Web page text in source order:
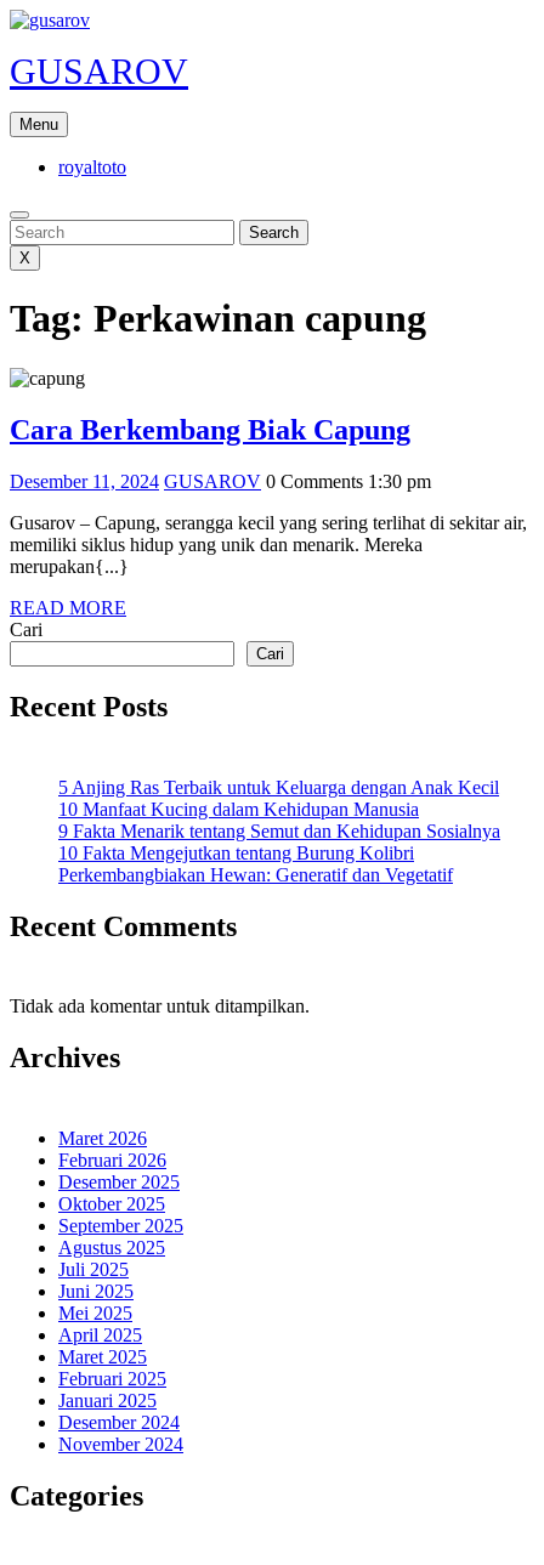
Skip
content
GUSAROV
Menu
royaltoto
Search
Search
X
Tag: Perkawinan capung
Cara Berkembang Biak CapungCara
Biak
Capung
Desember 11, 2024Desember
2024
GUSAROVGUSAROV
0 Comments 1:30 pm
Gusarov – Capung, serangga kecil yang sering terlihat di sekitar air,
memiliki siklus hidup yang unik dan menarik. Mereka
merupakan{...}
READ MORE
Cari
Cari
Recent Posts
5 Anjing Ras Terbaik untuk Keluarga dengan Anak Kecil
10 Manfaat Kucing dalam Kehidupan Manusia
9 Fakta Menarik tentang Semut dan Kehidupan Sosialnya
10 Fakta Mengejutkan tentang Burung Kolibri
Perkembangbiakan Hewan: Generatif dan Vegetatif
Recent Comments
Tidak ada komentar untuk ditampilkan.
Archives
Maret 2026
Februari 2026
Desember 2025
Oktober 2025
September 2025
Agustus 2025
Juli 2025
Juni 2025
Mei 2025
April 2025
Maret 2025
Februari 2025
Januari 2025
Desember 2024
November 2024
Categories